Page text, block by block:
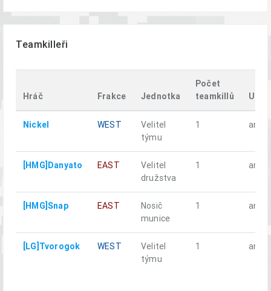
Teamkilleři
Hráč Frakce Jednotka
Počet
teamkillů
Nickel WEST
Velitel
týmu
1 ano
[HMG]Danyato EAST
Velitel
družstva
1 ano
[HMG]Snap EAST
Nosič
munice
1 ano
[LG]Tvorogok WEST
Velitel
týmu
1 ano